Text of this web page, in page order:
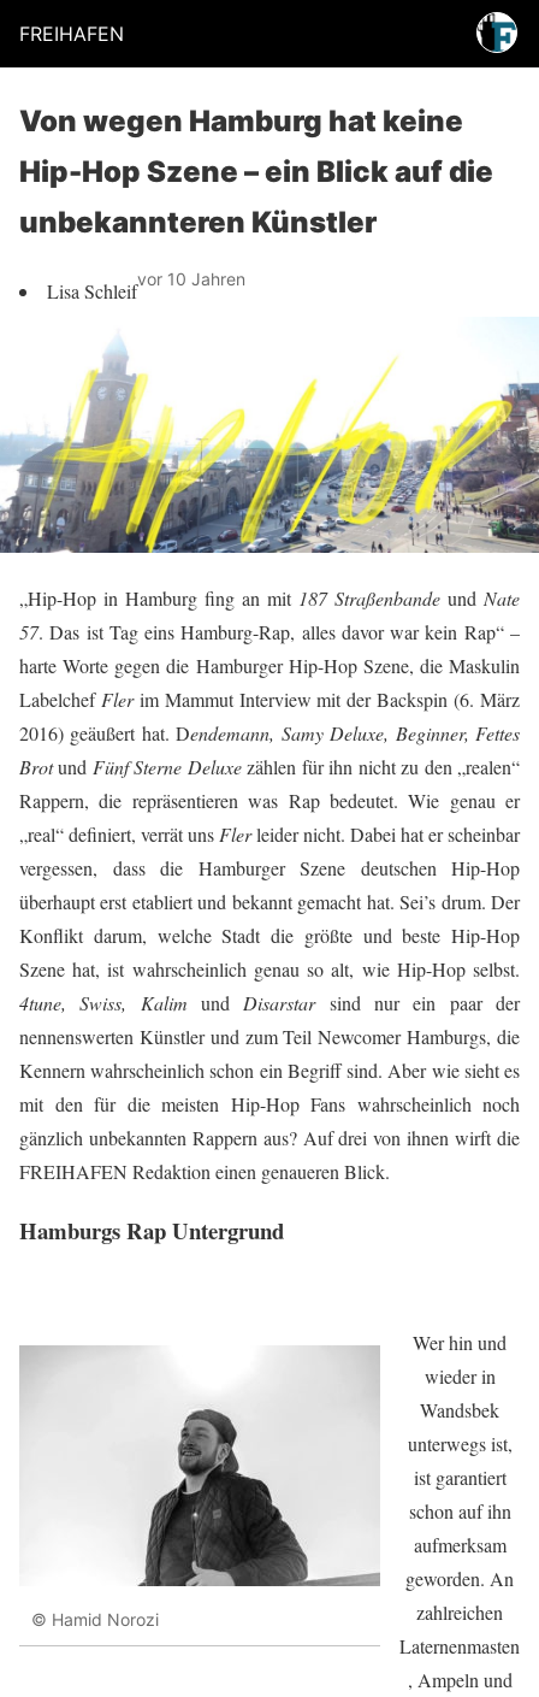
FREIHAFEN
Von wegen Hamburg hat keine
Hip-Hop Szene – ein Blick auf die
unbekannteren Künstler
Lisa Schleifvor 10 Jahren
„Hip-Hop in Hamburg fing an mit 187 Straßenbande und Nate
57. Das ist Tag eins Hamburg-Rap, alles davor war kein Rap“ –
harte Worte gegen die Hamburger Hip-Hop Szene, die Maskulin
LabelchefFlerim Mammut Interview mit der Backspin (6. März
2016) geäußert hat. Dendemann, Samy Deluxe, Beginner, Fettes
Brotund Fünf Sterne Deluxezählen für ihn nicht zu den „realen“
Rappern, die repräsentieren was Rap bedeutet. Wie genau er
„real“ definiert, verrät unsFlerleider nicht. Dabei hat er scheinbar
vergessen, dass die Hamburger Szene deutschen Hip-Hop
überhaupt erst etabliert und bekannt gemacht hat. Sei’s drum. Der
Konflikt darum, welche Stadt die größte und beste Hip-Hop
Szene hat, ist wahrscheinlich genau so alt, wie Hip-Hop selbst.
4tune, Swiss, Kalim undDisarstarsind nur ein paar der
nennenswerten Künstler und zum Teil Newcomer Hamburgs, die
Kennern wahrscheinlich schon ein Begriff sind. Aber wie sieht es
mit den für die meisten Hip-Hop Fans wahrscheinlich noch
gänzlich unbekannten Rappern aus? Auf drei von ihnen wirft die
FREIHAFEN Redaktion einen genaueren Blick.
Hamburgs Rap Untergrund
© Hamid Norozi
Wer hin und
wieder in
Wandsbek
unterwegs ist,
ist garantiert
schon auf ihn
aufmerksam
geworden. An
zahlreichen
Laternenmasten
, Ampeln und